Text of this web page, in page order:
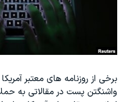
فرهنگ و زندگی
اسرائیل در جنگ
گالری عکس
انتخابات ریاست جمهوری آمریکا ۲۰۲۴
ورزش زنان در ایران
اعتراضات زن، زندگی، آزادی
زبانهای مختلف
برخی از روزنامه های معتبر
واشنگتن پست در مقالاتی به